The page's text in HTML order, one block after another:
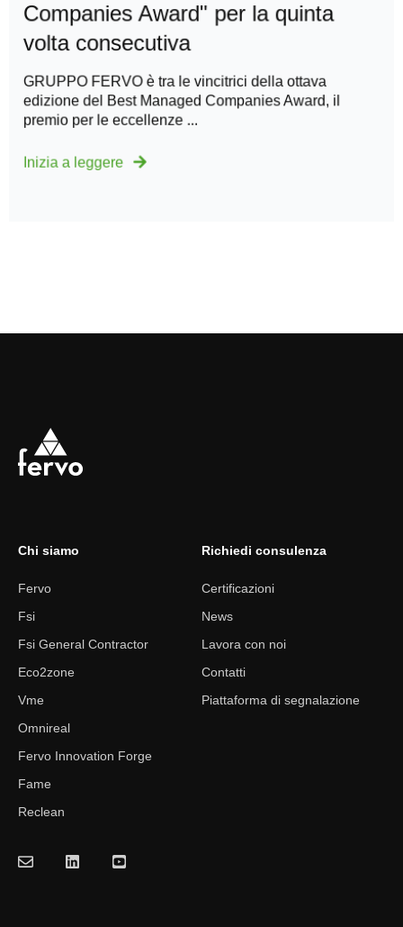
Companies Award" per la quinta
volta consecutiva
GRUPPO FERVO è tra le vincitrici della ottava
edizione del Best Managed Companies Award, il
premio per le eccellenze ...
Inizia a leggere
Chi siamo
Fervo
Fsi
Fsi General Contractor
Eco2zone
Vme
Omnireal
Fervo Innovation Forge
Fame
Reclean
Richiedi consulenza
Certificazioni
News
Lavora con noi
Contatti
Piattaforma di segnalazione